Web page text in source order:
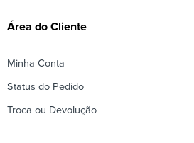
Área do Cliente
Minha Conta
Status do Pedido
Troca ou Devolução